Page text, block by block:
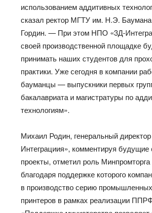
использованием аддитивных
сказал ректор МГТУ им. Н.Э.
Гордин. — При этом НПО «3Д-
своей производственной площадке
принимать наших студентов для
практики. Уже сегодня в компании
бауманцы — выпускники первых
бакалавриата и магистратуры по
технологиям».
Михаил Родин, генеральный
Интеграциия», комментируя
проекты, отметил роль Минпромторга
благодаря поддержке которого
в производство серию
принтеров в рамках реализации